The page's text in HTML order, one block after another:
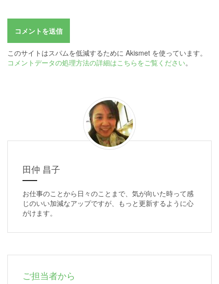
このサイトはスパムを低減するために Akismet を使っています。
コメントデータの処理方法の詳細はこちらをご覧ください。
田仲 昌子
お仕事のことから日々のことまで、気が向いた時って感
じのいい加減なアップですが、もっと更新するように心
がけます。
ご担当者から